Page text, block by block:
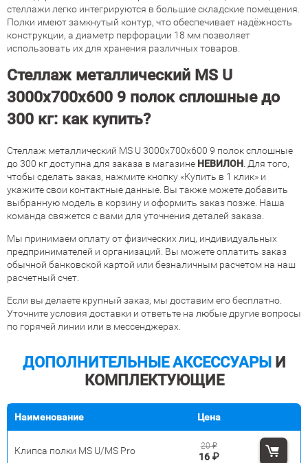
стеллажи легко интегрируются в большие складские помещения.
Полки имеют замкнутый контур, что обеспечивает надёжность
конструкции, а диаметр перфорации 18 мм позволяет
использовать их для хранения различных товаров.
Стеллаж металлический MS U
3000х700х600 9 полок сплошные до
300 кг: как купить?
Стеллаж металлический MS U 3000х700х600 9 полок сплошные
до 300 кг доступна для заказа в магазине НЕВИЛОН . Для того,
чтобы сделать заказ, нажмите кнопку «Купить в 1 клик» и
укажите свои контактные данные. Вы также можете добавить
выбранную модель в корзину и оформить заказ позже. Наша
команда свяжется с вами для уточнения деталей заказа.
Мы принимаем оплату от физических лиц, индивидуальных
предпринимателей и организаций. Вы можете оплатить заказ
обычной банковской картой или безналичным расчетом на наш
расчетный счет.
Если вы делаете крупный заказ, мы доставим его бесплатно.
Уточните условия доставки и ответьте на любые другие вопросы
по горячей линии или в мессенджерах.
ДОПОЛНИТЕЛЬНЫЕ АКСЕССУАРЫ И
КОМПЛЕКТУЮЩИЕ
Наименование Цена
Клипса полки MS U/MS Pro
16 ₽
20₽